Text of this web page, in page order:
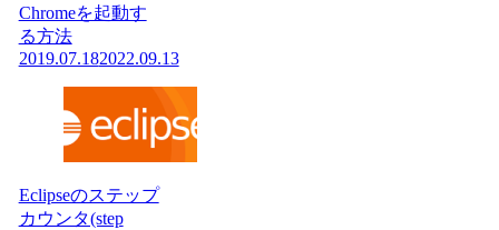
Chromeを起動す
る方法
2019.07.182022.09.13
Eclipseのステップ
カウンタ(step